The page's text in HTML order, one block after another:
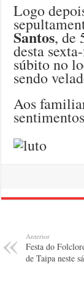
Logo
Santos, de
desta
súbito no
sendo
Aos
Anterior
Festa do
de Taipa neste